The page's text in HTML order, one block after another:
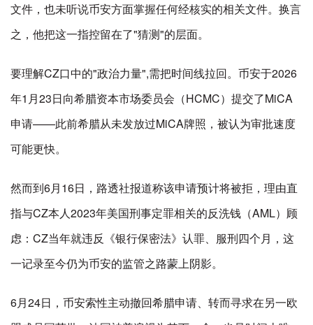
文件，也未听说币安方面掌握任何经核实的相关文件。换言
之，他把这一指控留在了"猜测"的层面。
要理解CZ口中的"政治力量",需把时间线拉回。币安于2026
年1月23日向希腊资本市场委员会（HCMC）提交了MiCA
申请——此前希腊从未发放过MiCA牌照，被认为审批速度
可能更快。
然而到6月16日，路透社报道称该申请预计将被拒，理由直
指与CZ本人2023年美国刑事定罪相关的反洗钱（AML）顾
虑：CZ当年就违反《银行保密法》认罪、服刑四个月，这
一记录至今仍为币安的监管之路蒙上阴影。
6月24日，币安索性主动撤回希腊申请、转而寻求在另一欧